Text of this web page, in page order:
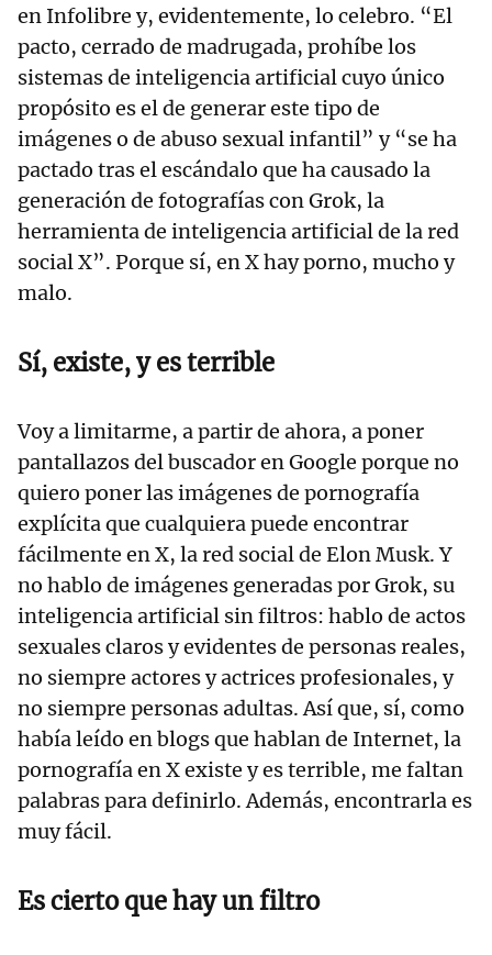
en Infolibre y, evidentemente, lo celebro. “El
pacto, cerrado de madrugada, prohíbe los
sistemas de inteligencia artificial cuyo único
propósito es el de generar este tipo de
imágenes o de abuso sexual infantil” y “se ha
pactado tras el escándalo que ha causado la
generación de fotografías con Grok, la
herramienta de inteligencia artificial de la red
social X”. Porque sí, en X hay porno, mucho y
malo.
Sí, existe, y es terrible
Voy a limitarme, a partir de ahora, a poner
pantallazos del buscador en Google porque no
quiero poner las imágenes de pornografía
explícita que cualquiera puede encontrar
fácilmente en X, la red social de Elon Musk. Y
no hablo de imágenes generadas por Grok, su
inteligencia artificial sin filtros: hablo de actos
sexuales claros y evidentes de personas reales,
no siempre actores y actrices profesionales, y
no siempre personas adultas. Así que, sí, como
había leído en blogs que hablan de Internet, la
pornografía en X existe y es terrible, me faltan
palabras para definirlo. Además, encontrarla es
muy fácil.
Es cierto que hay un filtro